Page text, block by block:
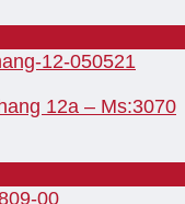
12a – Ms:3070